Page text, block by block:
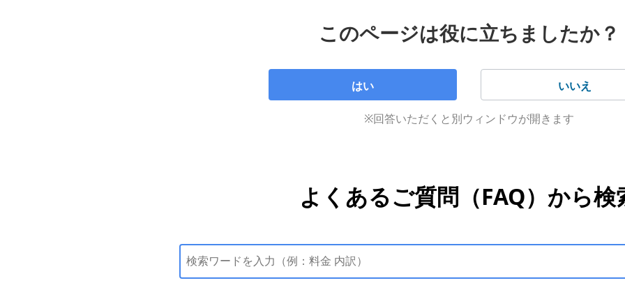
このページは役に立ちましたか？
はい いいえ
※回答いただくと別ウィンドウが開きます
よくあるご質問（FAQ）から検